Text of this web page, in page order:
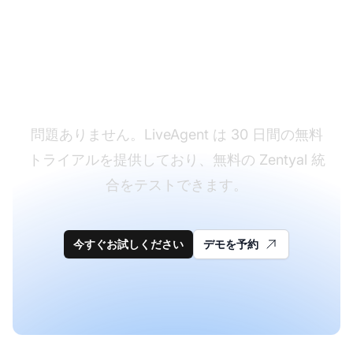
問題ありません。LiveAgent は 30 日間の無料
トライアルを提供しており、無料の Zentyal 統
合をテストできます。
今すぐお試しください デモを予約